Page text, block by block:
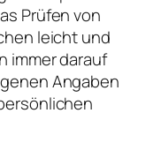
Prüfen von
leicht und
immer darauf
Angaben